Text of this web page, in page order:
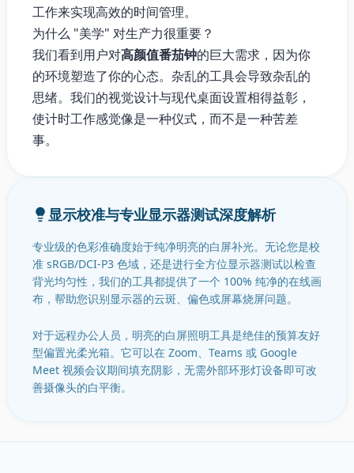
工作来实现高效的时间管理。
为什么 "美学" 对生产力很重要？
我们看到用户对高颜值番茄钟的巨大需求，因为你
的环境塑造了你的心态。杂乱的工具会导致杂乱的
思绪。我们的视觉设计与现代桌面设置相得益彰，
使计时工作感觉像是一种仪式，而不是一种苦差
事。
显示校准与专业显示器测试深度解析
专业级的色彩准确度始于纯净明亮的白屏补光。无论您是校
准 sRGB/DCI-P3 色域，还是进行全方位显示器测试以检查
背光均匀性，我们的工具都提供了一个 100% 纯净的在线画
布，帮助您识别显示器的云斑、偏色或屏幕烧屏问题。
对于远程办公人员，明亮的白屏照明工具是绝佳的预算友好
型偏置光柔光箱。它可以在 Zoom、Teams 或 Google
Meet 视频会议期间填充阴影，无需外部环形灯设备即可改
善摄像头的白平衡。